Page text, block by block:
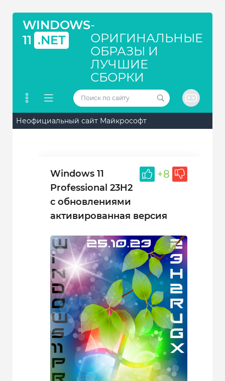
WINDOWS
11 .NET
-
ОРИГИНАЛЬНЫЕ
ОБРАЗЫ И
ЛУЧШИЕ
СБОРКИ
Неофициальный сайт Майкрософт
+8
Windows 11
Professional 23H2
с обновлениями
активированная версия